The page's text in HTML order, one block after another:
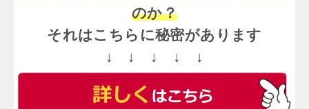
のか？
それはこちらに秘密があります
↓ ↓ ↓ ↓ ↓